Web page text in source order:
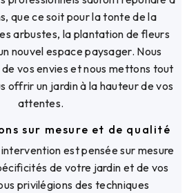
que ce soit pour la tonte de la
arbustes, la plantation de fleurs
nouvel espace paysager. Nous
vos envies et nous mettons tout
offrir un jardin à la hauteur de vos
attentes.
sur mesure et de qualité
est pensée sur mesure
de votre jardin et de vos
privilégions des techniques